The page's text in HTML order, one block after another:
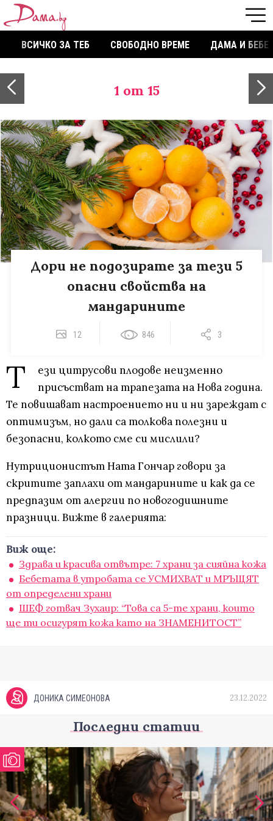
ВСИЧКО ЗА ТЕБ СВОБОДНО ВРЕМЕ ДАМА И БЕБЕ
1 от 15
Дори не подозирате за тези 5
опасни свойства на
мандарините
12 846 3
Т
ези цитрусови плодове неизменно
присъстват на трапезата на Нова година.
Те повишават настроението ни и ни зареждат с
оптимизъм, но дали са толкова полезни и
безопасни, колкото сме си мислили?
Нутриционистът Ната Гончар говори за
скритите заплахи от мандарините и как да се
предпазим от алергии по новогодишните
празници. Вижте в галерията:
Виж още:
Здрава и красива отвътре: 7 храни за сияйна кожа
Бебетата в утробата се УСМИХВАТ и МРЪЩЯТ
от определени храни
ШЕФ готвач Зухаир: “Това са 5-те храни, които
ще ти осигурят кожа като на ЗНАМЕНИТОСТ”
ДОНИКА СИМЕОНОВА 23.12.2022
Последни статии